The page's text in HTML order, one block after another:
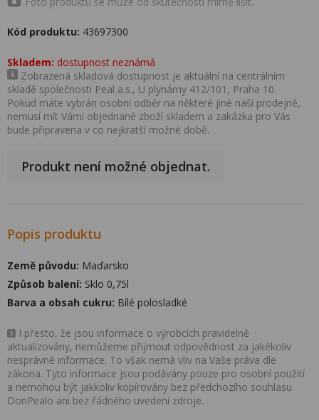
Kód produktu: 43697300
Skladem: dostupnost neznámá
Zobrazená skladová dostupnost je aktuální na centrálním
skladě společnosti Peal a.s., U plynárny 412/101, Praha 10.
Pokud máte vybrán osobní odběr na některé jiné naší prodejně,
nemusí mít Vámi objednané zboží skladem a zakázka pro Vás
bude připravena v co nejkratší možné době.
Produkt není možné objednat.
Popis produktu
Země původu: Maďarsko
Způsob balení: Sklo 0,75l
Barva a obsah cukru: Bílé polosladké
I přesto, že jsou informace o výrobcích pravidelně
aktualizovány, nemůžeme přijmout odpovědnost za jakékoliv
nesprávné informace. To však nemá vliv na Vaše práva dle
zákona. Tyto informace jsou podávány pouze pro osobní použití
a nemohou být jakkoliv kopírovány bez předchozího souhlasu
DonPealo ani bez řádného uvedení zdroje.